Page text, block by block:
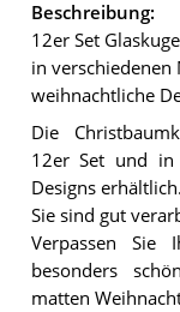
Beschreibung:
12er Set
in
weihnachtliche
Die
12er Set und in
Designs erhältlich.
Sie sind gut
Verpassen Sie
besonders
matten